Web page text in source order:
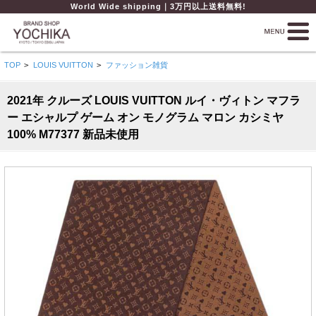
World Wide shipping｜3万円以上送料無料!
TOP > LOUIS VUITTON > ファッション雑貨
2021年 クルーズ LOUIS VUITTON ルイ・ヴィトン マフラ
ー エシャルプ ゲーム オン モノグラム マロン カシミヤ
100% M77377 新品未使用